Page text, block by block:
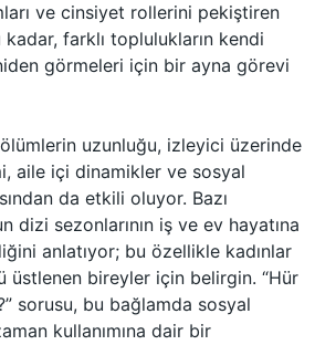
ve cinsiyet rollerini pekiştiren
farklı toplulukların kendi
görmeleri için bir ayna görevi
uzunluğu, izleyici üzerinde
aile içi dinamikler ve sosyal
da etkili oluyor. Bazı
dizi sezonlarının iş ve ev hayatına
anlatıyor; bu özellikle kadınlar
üstlenen bireyler için belirgin. “Hür
sorusu, bu bağlamda sosyal
kullanımına dair bir